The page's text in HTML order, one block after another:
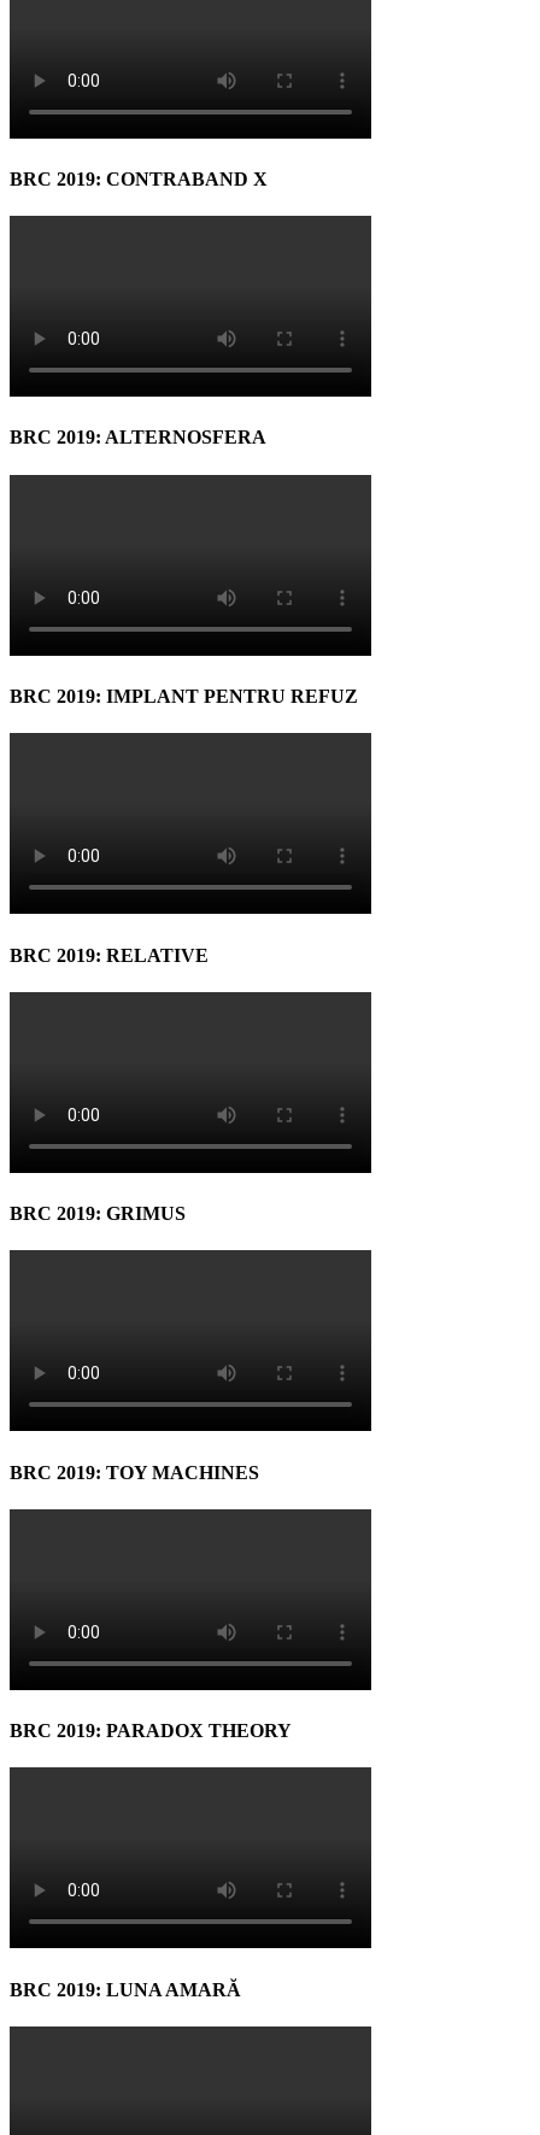
BRC 2019: CONTRABAND X
BRC 2019: ALTERNOSFERA
BRC 2019: IMPLANT PENTRU REFUZ
BRC 2019: RELATIVE
BRC 2019: GRIMUS
BRC 2019: TOY MACHINES
BRC 2019: PARADOX THEORY
BRC 2019: LUNA AMARĂ